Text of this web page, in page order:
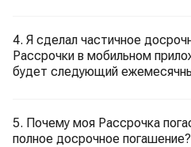
4. Я сделал частичное
Рассрочки в мобильном
будет следующий
5. Почему моя Рассрочка
полное досрочное погашение?